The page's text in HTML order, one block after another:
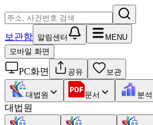
보관함 알림센터
MENU
모바일 화면
PC화면 공유 보관
대법원 문서 분석
대법원